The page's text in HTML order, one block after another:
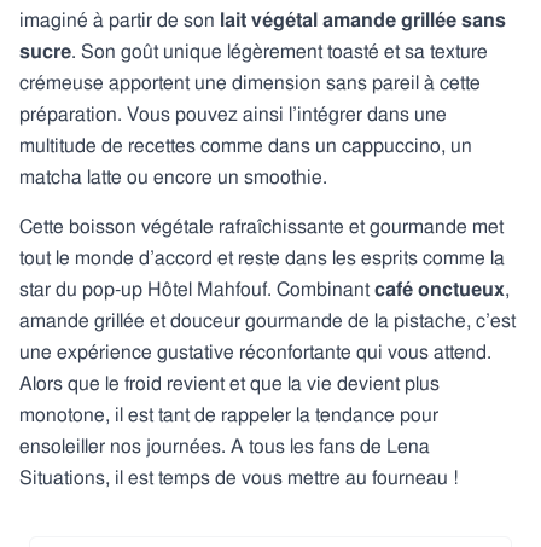
imaginé à partir de son lait végétal amande grillée sans
sucre. Son goût unique légèrement toasté et sa texture
crémeuse apportent une dimension sans pareil à cette
préparation. Vous pouvez ainsi l’intégrer dans une
multitude de recettes comme dans un cappuccino, un
matcha latte ou encore un smoothie.
Cette boisson végétale rafraîchissante et gourmande met
tout le monde d’accord et reste dans les esprits comme la
star du pop-up Hôtel Mahfouf. Combinant café onctueux,
amande grillée et douceur gourmande de la pistache, c’est
une expérience gustative réconfortante qui vous attend.
Alors que le froid revient et que la vie devient plus
monotone, il est tant de rappeler la tendance pour
ensoleiller nos journées. A tous les fans de Lena
Situations, il est temps de vous mettre au fourneau !